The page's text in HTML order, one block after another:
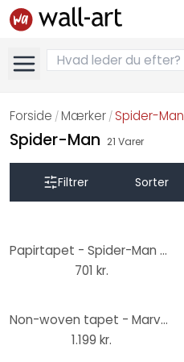
Forside / Mærker / Spider-Man
Spider-Man 21 Varer
Filtrer
Papirtapet - Spider-Man graffitikunst - 368 x 127 cm
701 kr.
Non-woven tapet - Marvel PowerUp Spider-Man Watchout - 200 x 250 cm
1.199 kr.